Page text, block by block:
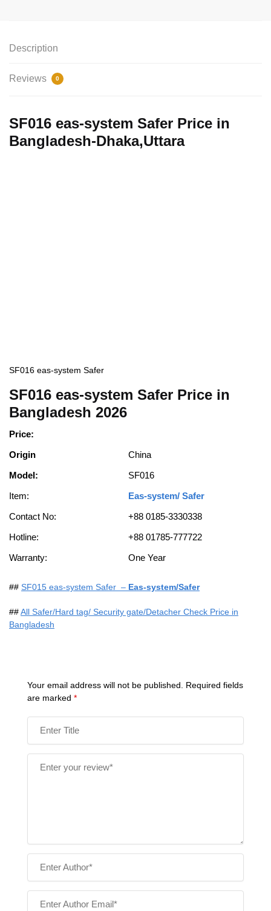
Description
Reviews 0
SF016 eas-system Safer Price in
Bangladesh-Dhaka,Uttara
SF016 eas-system Safer
SF016 eas-system Safer Price in
Bangladesh 2026
Price:
Origin
China
Model:
SF016
Item:
Eas-system/ Safer
Contact No:
+88 0185-3330338
Hotline:
+88 01785-777722
Warranty:
One Year
## SF015 eas-system Safer – Eas-system/Safer
##All Safer/Hard tag/ Security gate/Detacher Check Price in
Bangladesh
Your email address will not be published. Required fields
are marked *